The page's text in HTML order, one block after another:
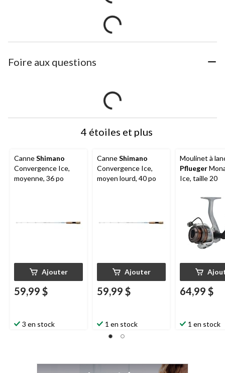
Foire aux questions
4 étoiles et plus
CanneShimano
Convergence Ice,
moyenne, 36 po
Ajouter
59,99 $
3 en stock
CanneShimano
Convergence Ice,
moyen lourd, 40 po
Ajouter
59,99 $
1 en stock
Moulinet à
Pflueger
Ice, taille 20
64,99 $
1 en stock